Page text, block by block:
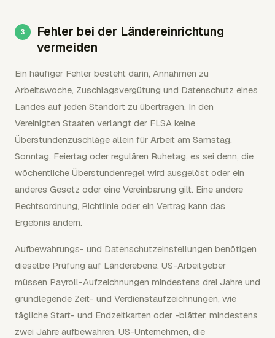
Fehler bei der Ländereinrichtung
vermeiden
Ein häufiger Fehler besteht darin, Annahmen zu
Arbeitswoche, Zuschlagsvergütung und Datenschutz eines
Landes auf jeden Standort zu übertragen. In den
Vereinigten Staaten verlangt der FLSA keine
Überstundenzuschläge allein für Arbeit am Samstag,
Sonntag, Feiertag oder regulären Ruhetag, es sei denn, die
wöchentliche Überstundenregel wird ausgelöst oder ein
anderes Gesetz oder eine Vereinbarung gilt. Eine andere
Rechtsordnung, Richtlinie oder ein Vertrag kann das
Ergebnis ändern.
Aufbewahrungs- und Datenschutzeinstellungen benötigen
dieselbe Prüfung auf Länderebene. US-Arbeitgeber
müssen Payroll-Aufzeichnungen mindestens drei Jahre und
grundlegende Zeit- und Verdienstaufzeichnungen, wie
tägliche Start- und Endzeitkarten oder -blätter, mindestens
zwei Jahre aufbewahren. US-Unternehmen, die